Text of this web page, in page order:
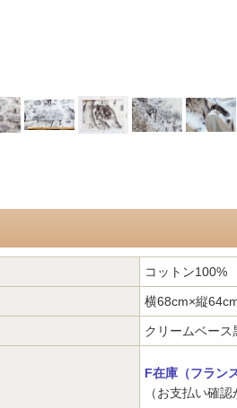
コットン100%
横68cm×縦
クリームベース
F在庫（フラン
（お支払い確